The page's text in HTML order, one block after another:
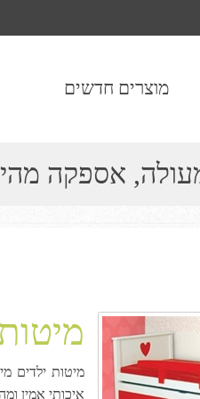
מוצרים חדשים
אספקה
מיטות ילדים
איכותי אמין